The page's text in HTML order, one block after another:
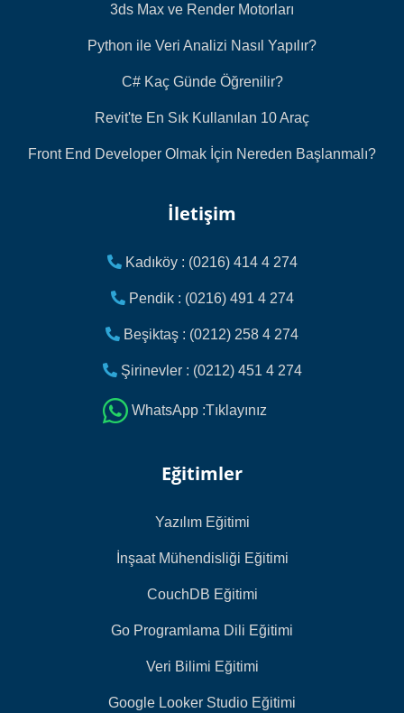
3ds Max ve Render Motorları
Python ile Veri Analizi Nasıl Yapılır?
C# Kaç Günde Öğrenilir?
Revit'te En Sık Kullanılan 10 Araç
Front End Developer Olmak İçin Nereden Başlanmalı?
İletişim
Kadıköy : (0216) 414 4 274
Pendik : (0216) 491 4 274
Beşiktaş : (0212) 258 4 274
Şirinevler : (0212) 451 4 274
WhatsApp :Tıklayınız
Eğitimler
Yazılım Eğitimi
İnşaat Mühendisliği Eğitimi
CouchDB Eğitimi
Go Programlama Dili Eğitimi
Veri Bilimi Eğitimi
Google Looker Studio Eğitimi